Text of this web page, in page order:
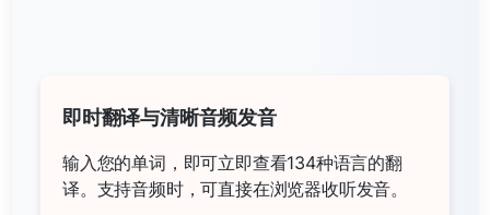
即时翻译与清晰音频发音
输入您的单词，即可立即查看134种语言的翻
译。支持音频时，可直接在浏览器收听发音。